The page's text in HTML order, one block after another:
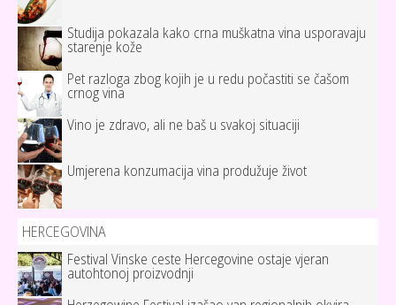
Studija pokazala kako crna muškatna vina usporavaju
starenje kože
Pet razloga zbog kojih je u redu počastiti se čašom
crnog vina
Vino je zdravo, ali ne baš u svakoj situaciji
Umjerena konzumacija vina produžuje život
HERCEGOVINA
Festival Vinske ceste Hercegovine ostaje vjeran
autohtonoj proizvodnji